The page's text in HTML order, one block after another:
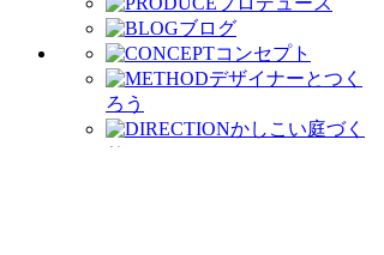
ブログ
コンセプト
デザイナーとつく
ろう
かしこい庭づく
り